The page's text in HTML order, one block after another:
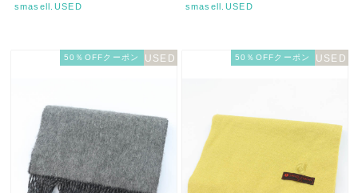
smasell.USED smasell.USED
50％OFFクーポン 50％OFFクーポン